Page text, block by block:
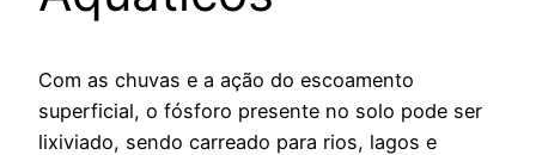
Com as chuvas e a ação do escoamento
superficial, o fósforo presente no solo pode ser
lixiviado, sendo carreado para rios, lagos e